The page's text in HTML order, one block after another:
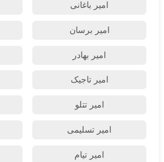
امیر باغانی
امیر برسان
امیر بهادر
امیر تاجیک
امیر تتلو
امیر تسلیمی
امیر تیام